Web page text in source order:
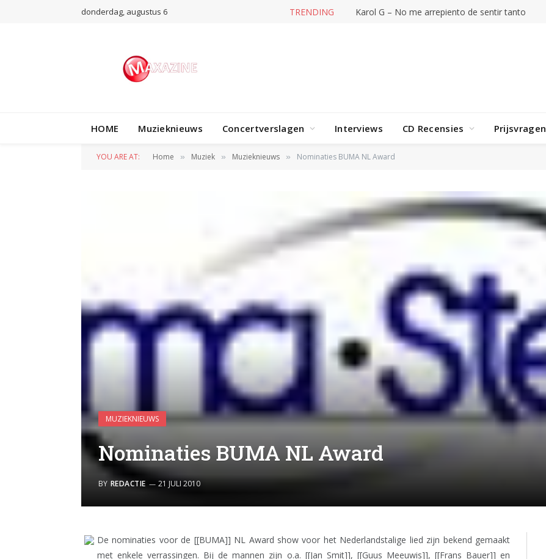
donderdag, augustus 6 TRENDING Karol G – No me arrepiento de sentir tanto
HOME Muzieknieuws Concertverslagen Interviews CD Recensies Prijsvragen
YOU ARE AT: Home » Muziek » Muzieknieuws » Nominaties BUMA NL Award
MUZIEKNIEUWS
Nominaties BUMA NL Award
BY REDACTIE 21 JULI 2010
De nominaties voor de [[BUMA]] NL Award show voor het Nederlandstalige lied zijn bekend gemaakt
met enkele verrassingen. Bij de mannen zijn o.a. [[Jan Smit]], [[Guus Meeuwis]], [[Frans Bauer]] en